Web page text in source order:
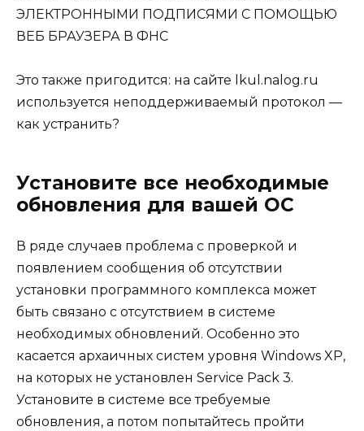
Это также пригодится: на сайте lkul.nalog.ru
используется неподдерживаемый протокол —
как устранить?
Установите все необходимые
обновления для вашей ОС
В ряде случаев проблема с проверкой и
появлением сообщения об отсутствии
установки программного комплекса может
быть связано с отсутствием в системе
необходимых обновлений. Особенно это
касается архаичных систем уровня Windows XP,
на которых не установлен Service Pack 3.
Установите в системе все требуемые
обновления, а потом попытайтесь пройти